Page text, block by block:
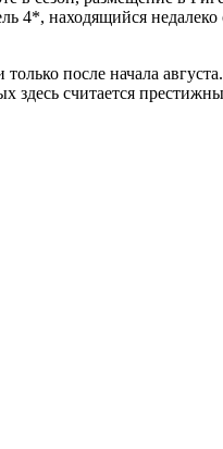
находящийся недалеко
после начала
здесь считается